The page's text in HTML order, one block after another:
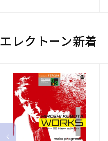
エレクトーン新着